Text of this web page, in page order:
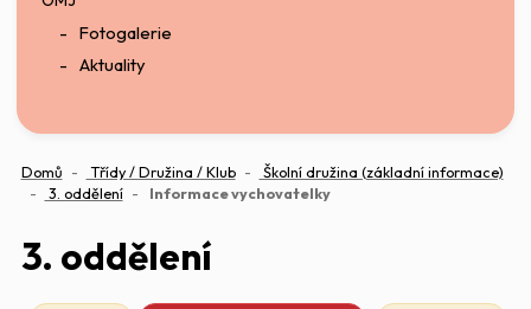
Fotogalerie
Aktuality
Domů Třídy / Družina / Klub
Školní družina (základní informace)
3. oddělení
Informace vychovatelky(aktuální)
3. oddělení